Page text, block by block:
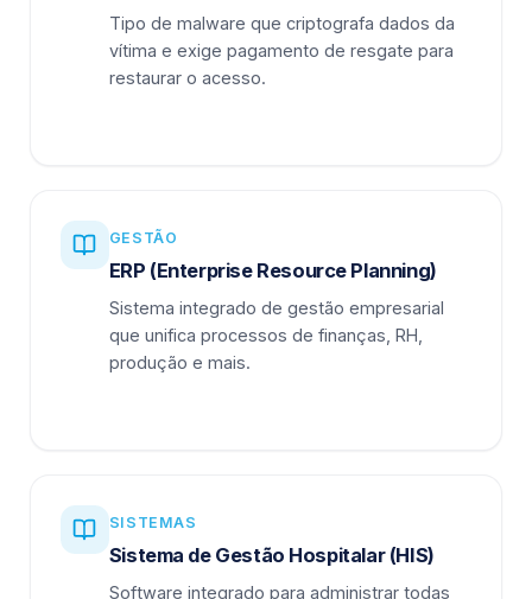
Tipo de malware que criptografa dados da
vítima e exige pagamento de resgate para
restaurar o acesso.
GESTÃO
ERP (Enterprise Resource Planning)
Sistema integrado de gestão empresarial
que unifica processos de finanças, RH,
produção e mais.
SISTEMAS
Sistema de Gestão Hospitalar (HIS)
Software integrado para administrar todas